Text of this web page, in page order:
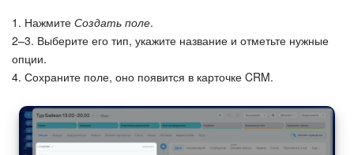
1. Нажмите Создать поле.
2–3. Выберите его тип, укажите название и отметьте нужные
опции.
4. Сохраните поле, оно появится в карточке CRM.